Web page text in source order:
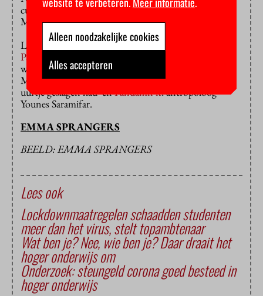
cultuur en bestuur + Theology & Religous Studies:
Media.
Lees ook:
Pandemoe (1)
weer wat meer’ enPandemoe
Mickey Richards: ‘Ik was echt bang dat haar laatste
uurtje geslagen had’ enPandamn it: antropoloog
Younes Saramifar.
EMMA SPRANGERS
BEELD: EMMA SPRANGERS
Lees ook
Lockdownmaatregelen schaadden studenten
meer dan het virus, stelt topambtenaar
Wat ben je? Nee, wie ben je? Daar draait het
hoger onderwijs om
Onderzoek: steungeld corona goed besteed in
hoger onderwijs
Alleen noodzakelijke cookies
Alles accepteren